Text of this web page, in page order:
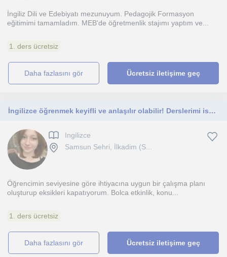
İngiliz Dili ve Edebiyatı mezunuyum. Pedagojik Formasyon
eğitimimi tamamladım. MEB'de öğretmenlik stajımı yaptım ve...
1. ders ücretsiz
daha fazlasını gör Ücretsiz iletişime geç
İngilizce öğrenmek keyifli ve anlaşılır olabilir! Derslerimi ise öğrencimin öğrenme diline ve ihtiyaçlarına göre planlıyorum
Ingilizce
Samsun Sehri, İlkadim (S...
Öğrencimin seviyesine göre ihtiyacına uygun bir çalışma planı
oluşturup eksikleri kapatıyorum. Bolca etkinlik, konu...
1. ders ücretsiz
daha fazlasını gör Ücretsiz iletişime geç